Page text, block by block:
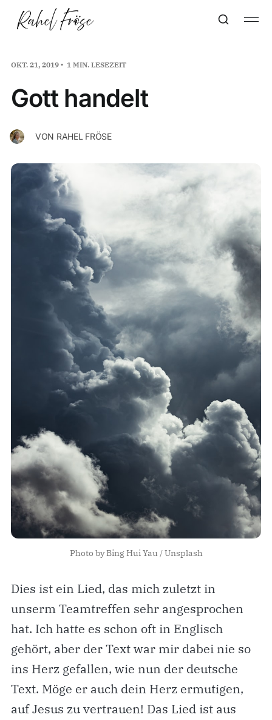
OKT. 21, 2019 1 MIN. LESEZEIT
Gott handelt
VON RAHEL FRÖSE
Photo byBing Hui Yau/Unsplash
Dies ist ein Lied, das mich zuletzt in
unserm Teamtreffen sehr angesprochen
hat. Ich hatte es schon oft in Englisch
gehört, aber der Text war mir dabei nie so
ins Herz gefallen, wie nun der deutsche
Text. Möge er auch dein Herz ermutigen,
auf Jesus zu vertrauen! Das Lied ist aus